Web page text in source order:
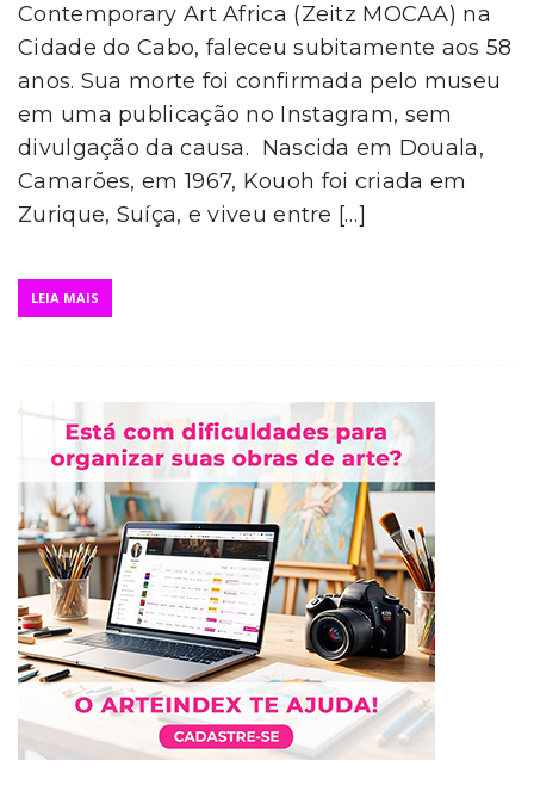
Contemporary Art Africa (Zeitz MOCAA) na
Cidade do Cabo, faleceu subitamente aos 58
anos. Sua morte foi confirmada pelo museu
em uma publicação no Instagram, sem
divulgação da causa. Nascida em Douala,
Camarões, em 1967, Kouoh foi criada em
Zurique, Suíça, e viveu entre […]
LEIA MAIS